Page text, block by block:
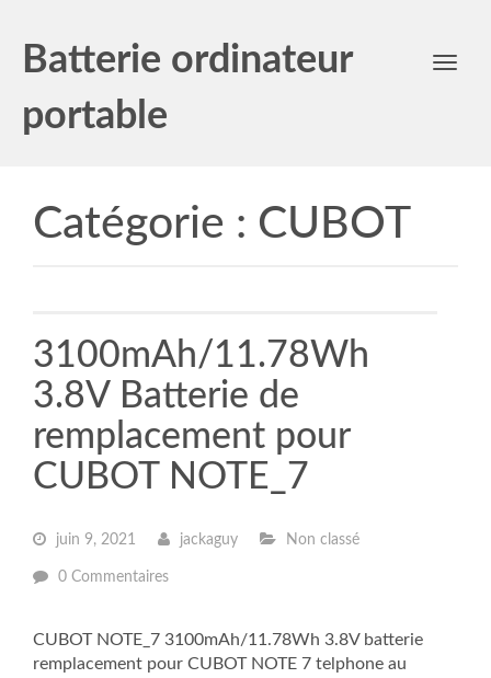
Batterie ordinateur
portable
Toggle
Catégorie : CUBOT
3100mAh/11.78Wh
3.8V Batterie de
remplacement pour
CUBOT NOTE_7
juin 9, 2021 jackaguy Non classé
0 Commentaires
CUBOT NOTE_7 3100mAh/11.78Wh 3.8V batterie
remplacement pour CUBOT NOTE 7 telphone au